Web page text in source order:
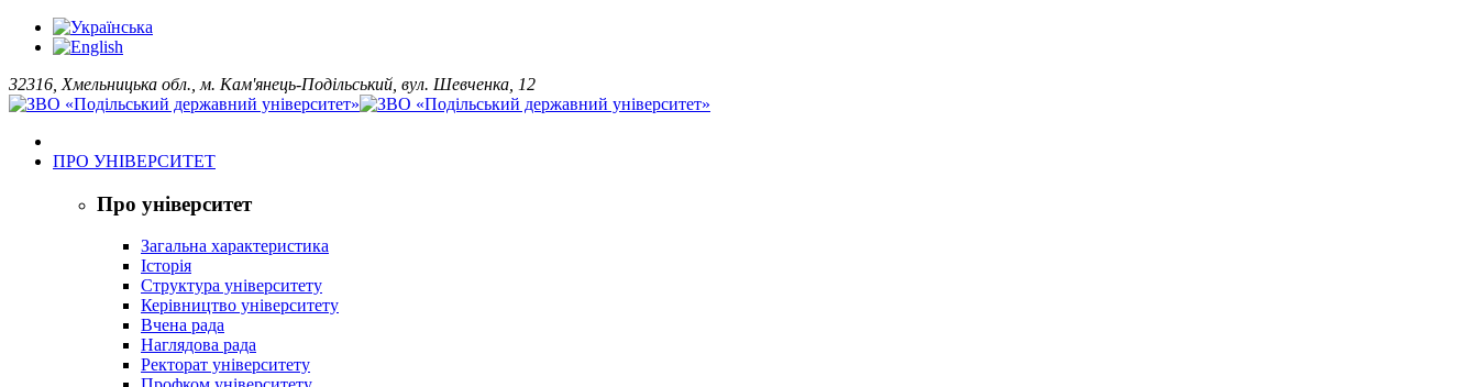
32316, Хмельницька обл., м. Кам'янець-Подільський, вул. Шевченка, 12
ПРО УНІВЕРСИТЕТ
Про університет
Загальна характеристика
Історія
Структура університету
Керівництво університету
Вчена рада
Наглядова рада
Ректорат університету